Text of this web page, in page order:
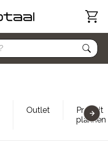
Outlet
Proefrit
plannen